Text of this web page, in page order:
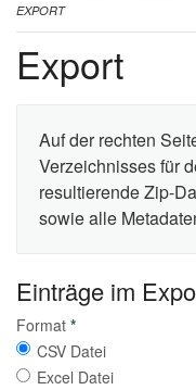
EXPORT
Export
Auf der rechten
Verzeichnisses für
resultierende Zip-
sowie alle
Einträge im
Format *
CSV Datei
Excel Datei